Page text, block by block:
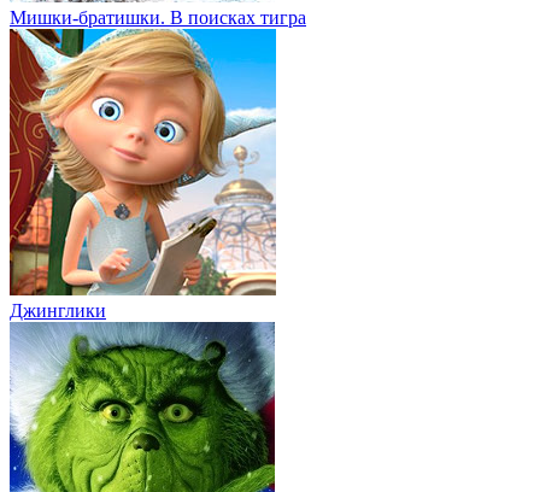
Мишки-братишки. В поисках тигра
Джинглики